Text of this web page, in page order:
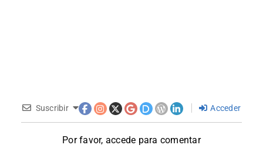
Suscribir Acceder
Por favor, accede para comentar